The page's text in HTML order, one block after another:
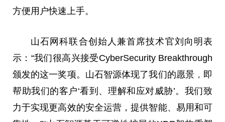
方便用户快速上手。
山石网科联合创始人兼首席技术官刘向明表
示：“我们很高兴接受CyberSecurity Breakthrough
颁发的这一奖项。山石智源体现了我们的愿景， 即
帮助我们的客户‘看到、理解和应对威胁’。我们致
力于实现更高效的安全运营，提供智能、易用和可